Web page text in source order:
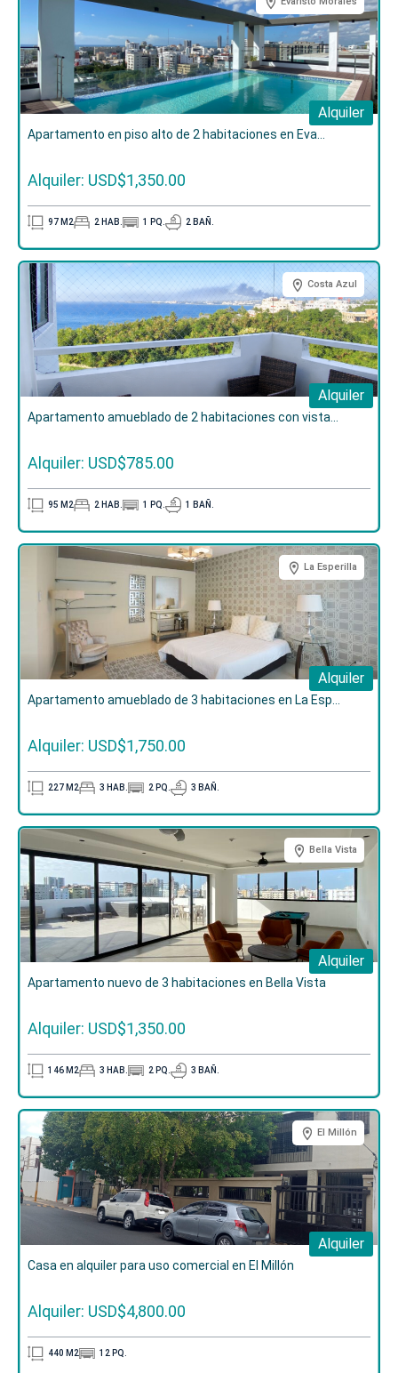
10%Separación con la firma del contrato.
40%A completar en cuotas hasta noviembre de
2026.
50%Contra entrega.
Contáctanos
! y agenda una cita con nuestro equipo
conocer más sobre este proyecto
primer paso hacia tu mejor inversión.
Alquiler
Apartamento en piso alto de 2 habitaciones en Eva...
Alquiler: USD$1,350.00
97 M2 2 HAB. 1 PQ. 2 BAÑ.
Costa Azul
Alquiler
Apartamento amueblado de 2 habitaciones con vista...
Alquiler: USD$785.00
95 M2 2 HAB. 1 PQ. 1 BAÑ.
La Esperilla
Alquiler
Apartamento amueblado de 3 habitaciones en La Esp...
Alquiler: USD$1,750.00
227 M2 3 HAB. 2 PQ. 3 BAÑ.
Bella Vista
Alquiler
Apartamento nuevo de 3 habitaciones en Bella Vista
Alquiler: USD$1,350.00
146 M2 3 HAB. 2 PQ. 3 BAÑ.
El Millón
Alquiler
Casa en alquiler para uso comercial en El Millón
Alquiler: USD$4,800.00
440 M2 12 PQ.